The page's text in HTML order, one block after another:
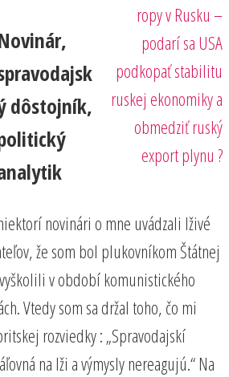
ropy v Rusku –
podarí sa USA
podkopať stabilitu
ruskej ekonomiky a
obmedziť ruský
export plynu ?
dôstojník,
novinári o mne uvádzali lživé
že som bol plukovníkom Štátnej
v období komunistického
Vtedy som sa držal toho, čo mi
rozviedky : „Spravodajskí
na lži a výmysly nereagujú.“ Na